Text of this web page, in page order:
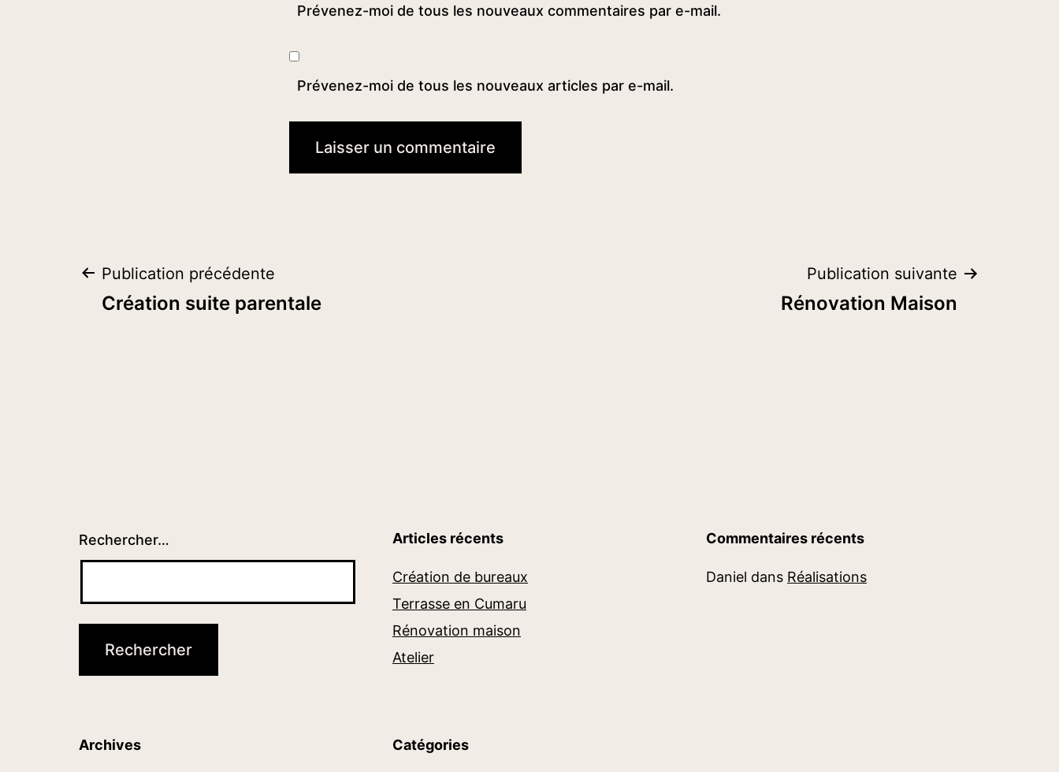
Prévenez-moi de tous les nouveaux commentaires par e-mail.
Prévenez-moi de tous les nouveaux articles par e-mail.
Navigation
Publication précédente
Création suite parentale
Publication suivante
Rénovation Maison
Rechercher… Articles récents
Création de bureaux
Terrasse en Cumaru
Rénovation maison
Atelier
Commentaires récents
Daniel dans Réalisations
Archives Catégories